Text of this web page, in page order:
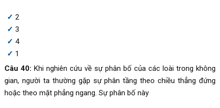
2
3
4
1
Câu 40: Khi nghiên cứu về sự phân bố của các loài trong không
gian, người ta thường gặp sự phân tầng theo chiều thẳng đứng
hoặc theo mặt phẳng ngang. Sự phân bố này